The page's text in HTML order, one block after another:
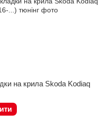
на крила Skoda Kodiaq